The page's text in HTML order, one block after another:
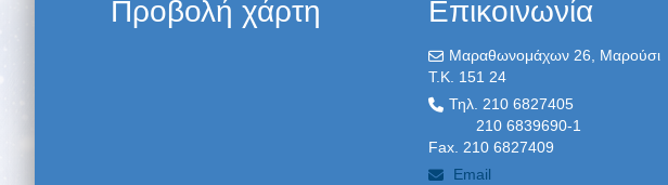
Προβολή χάρτη Επικοινωνία
Μαραθωνομάχων 26, Μαρούσι
T.K. 151 24
Τηλ. 210 6827405
210 6839690-1
Fax. 210 6827409
Email